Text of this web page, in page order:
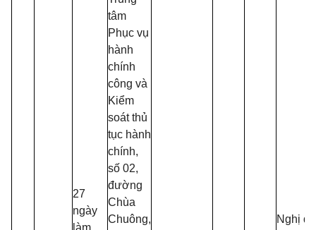
27
ngày
làm
tâm
Phục vụ
hành
chính
công và
Kiểm
soát thủ
tục hành
chính,
số 02,
đường
Chùa
Chuông,
Nghị